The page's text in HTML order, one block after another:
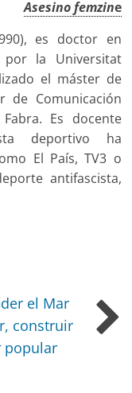
Asesino femzine
es doctor en
por la Universitat
el máster de
de Comunicación
Es docente
deportivo ha
El País, TV3 o
antifascista,
el Mar
construir
popular